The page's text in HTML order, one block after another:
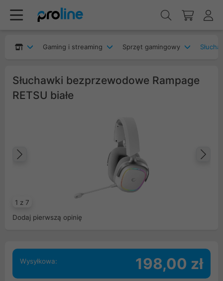
Gaming i streaming Sprzęt gamingowy
Słuchawki bezprzewodowe Rampage
RETSU białe
1 z 7
Dodaj pierwszą opinię
Wysyłkowa: 198,00 zł